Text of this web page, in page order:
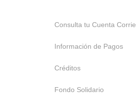
Consulta tu Cuenta
Información de Pagos
Créditos
Fondo Solidario